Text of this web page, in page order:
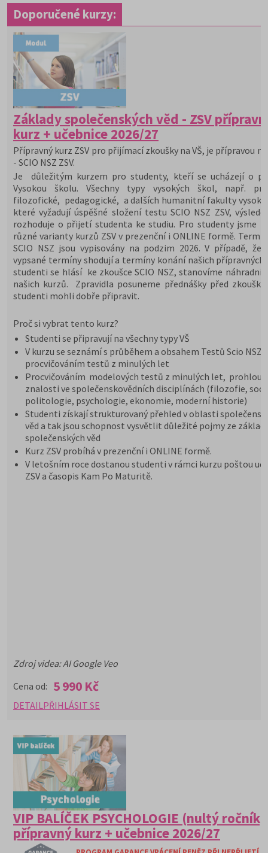
Doporučené kurzy:
Základy společenských věd - ZSV
kurz + učebnice 2026/27
Přípravný kurz ZSV pro přijímací zkoušky na VŠ, je přípravou
- SCIO NSZ ZSV.
Je důležitým kurzem pro studenty, kteří se ucházejí o
Vysokou školu. Všechny typy vysokých škol, např.
filozofické, pedagogické, a dalších humanitní fakulty
které vyžadují úspěšné složení testu SCIO NSZ ZSV,
rozhoduje o přijetí studenta ke studiu. Pro studenty jsme
různé varianty kurzů ZSV v prezenční i ONLINE formě.
SCIO NSZ jsou vypisovány na podzim 2026. V případě,
vypsané termíny shodují a termíny konání našich přípravných
studenti se hlásí ke zkoušce SCIO NSZ, stanovíme náhradní
našich kurzů. Zpravidla posuneme přednášky před
studenti mohli dobře připravit.
Proč si vybrat tento kurz?
Studenti se připravují na všechny typy VŠ
V kurzu se seznámí s průběhem a obsahem Testů Scio NSZ
procvičováním testů z minulých let
Procvičováním modelových testů z minulých let,
znalosti ve společenskovědních disciplínách (filozofie,
politologie, psychologie, ekonomie, moderní historie)
Studenti získají strukturovaný přehled v oblasti
věd a tak jsou schopnost vysvětlit důležité pojmy ze
společenských věd
Kurz ZSV probíhá v prezenční i ONLINE formě.
V letošním roce dostanou studenti v rámci kurzu poštou
ZSV a časopis Kam Po Maturitě.
Zdroj videa: AI Google Veo
Cena od: 5 990 Kč
DETAIL PŘIHLÁSIT SE
VIP BALÍČEK PSYCHOLOGIE (nultý ročník)
přípravný kurz + učebnice 2026/27